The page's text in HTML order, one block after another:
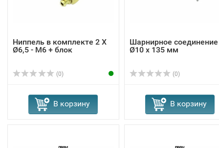
Ниппель в комплекте 2 X
Ø6,5 - M6 + блок
(0)
В корзину
Шарнирное соединение
Ø10 x 135 мм
(0)
В корзину